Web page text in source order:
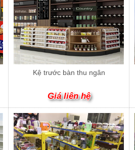
Kệ trước bàn thu ngân
Giá liên hệ